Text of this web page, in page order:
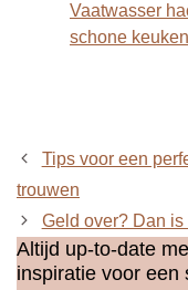
Vaatwasser
schone keuken
Tips voor een
trouwen
Geld over? Dan
Altijd up-to-date
inspiratie voor een